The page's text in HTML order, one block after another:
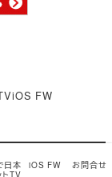
iOS FW
theme by
日本
トTV
iOS FW お問合せ